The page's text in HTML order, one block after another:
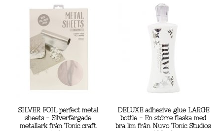
SILVER FOIL perfect metal
sheets - Silverfärgade
metallark från Tonic craft
DELUXE adhesive glue LARGE
bottle - En större flaska med
bra lim från Nuvo Tonic Studios